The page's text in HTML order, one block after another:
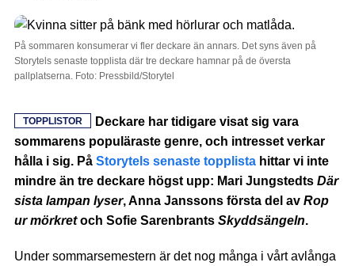
På sommaren konsumerar vi fler deckare än annars. Det syns även på
Storytels senaste topplista där tre deckare hamnar på de översta
pallplatserna. Foto: Pressbild/Storytel
TOPPLISTOR
Deckare har tidigare visat sig vara
sommarens populäraste genre, och intresset verkar
hålla i sig. På Storytels senaste topplistahittar vi inte
mindre än tre deckare högst upp: Mari Jungstedts Där
sista lampan lyser, Anna Janssons första del av Rop
ur mörkretoch Sofie Sarenbrants Skyddsängeln.
Under sommarsemestern är det nog många i vårt avlånga